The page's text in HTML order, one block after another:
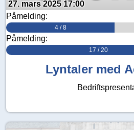
27. mars 2025 17:00
Påmelding:
4 / 8
Påmelding:
17 / 20
Lyntaler med